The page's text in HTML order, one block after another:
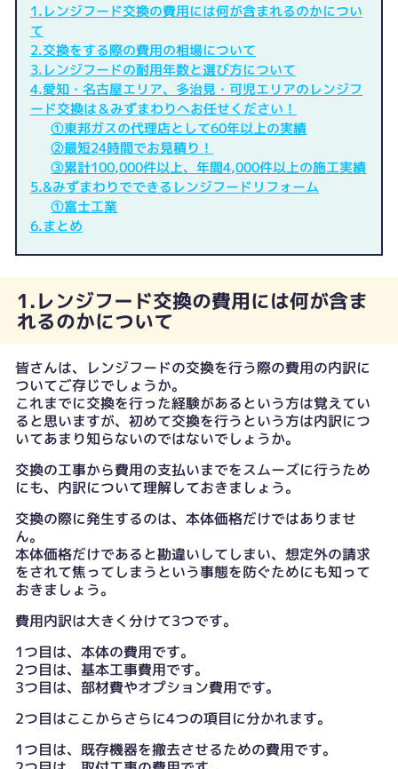
1.レンジフード交換の費用には何が含まれるのかについ
て
2.交換をする際の費用の相場について
3.レンジフードの耐用年数と選び方について
4.愛知・名古屋エリア、多治見・可児エリアのレンジフ
ード交換は＆みずまわりへお任せください！
①東邦ガスの代理店として60年以上の実績
②最短24時間でお見積り！
③累計100,000件以上、年間4,000件以上の施工実績
5.&みずまわりでできるレンジフードリフォーム
①富士工業
6.まとめ
1.レンジフード交換の費用には何が含ま
れるのかについて
皆さんは、レンジフードの交換を行う際の費用の内訳に
ついてご存じでしょうか。
これまでに交換を行った経験があるという方は覚えてい
ると思いますが、初めて交換を行うという方は内訳につ
いてあまり知らないのではないでしょうか。
交換の工事から費用の支払いまでをスムーズに行うため
にも、内訳について理解しておきましょう。
交換の際に発生するのは、本体価格だけではありませ
ん。
本体価格だけであると勘違いしてしまい、想定外の請求
をされて焦ってしまうという事態を防ぐためにも知って
おきましょう。
費用内訳は大きく分けて3つです。
1つ目は、本体の費用です。
2つ目は、基本工事費用です。
3つ目は、部材費やオプション費用です。
2つ目はここからさらに4つの項目に分かれます。
1つ目は、既存機器を撤去させるための費用です。